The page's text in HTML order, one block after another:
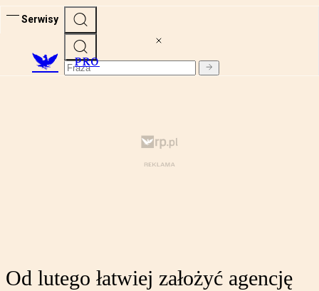
Serwisy
PRO
Od lutego łatwiej założyć agencję